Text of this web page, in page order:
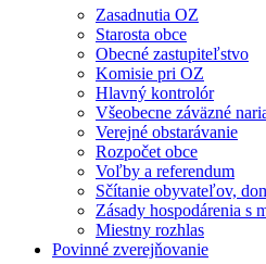
Zasadnutia OZ
Starosta obce
Obecné zastupiteľstvo
Komisie pri OZ
Hlavný kontrolór
Všeobecne záväzné
Verejné obstarávanie
Rozpočet obce
Voľby a referendum
Sčítanie obyvateľov,
Zásady hospodárenia s
Miestny rozhlas
Povinné zverejňovanie